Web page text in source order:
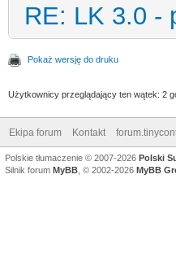
RE: LK 3.0 -
Pokaż wersję do druku
Użytkownicy przeglądający ten wątek: 2
Ekipa forum Kontakt
Polskie tłumaczenie © 2007-2026 Polski
Silnik forum MyBB , © 2002-2026 MyBB